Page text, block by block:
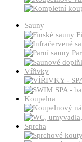
Sauny
Vířivky
Koupelna
Sprcha